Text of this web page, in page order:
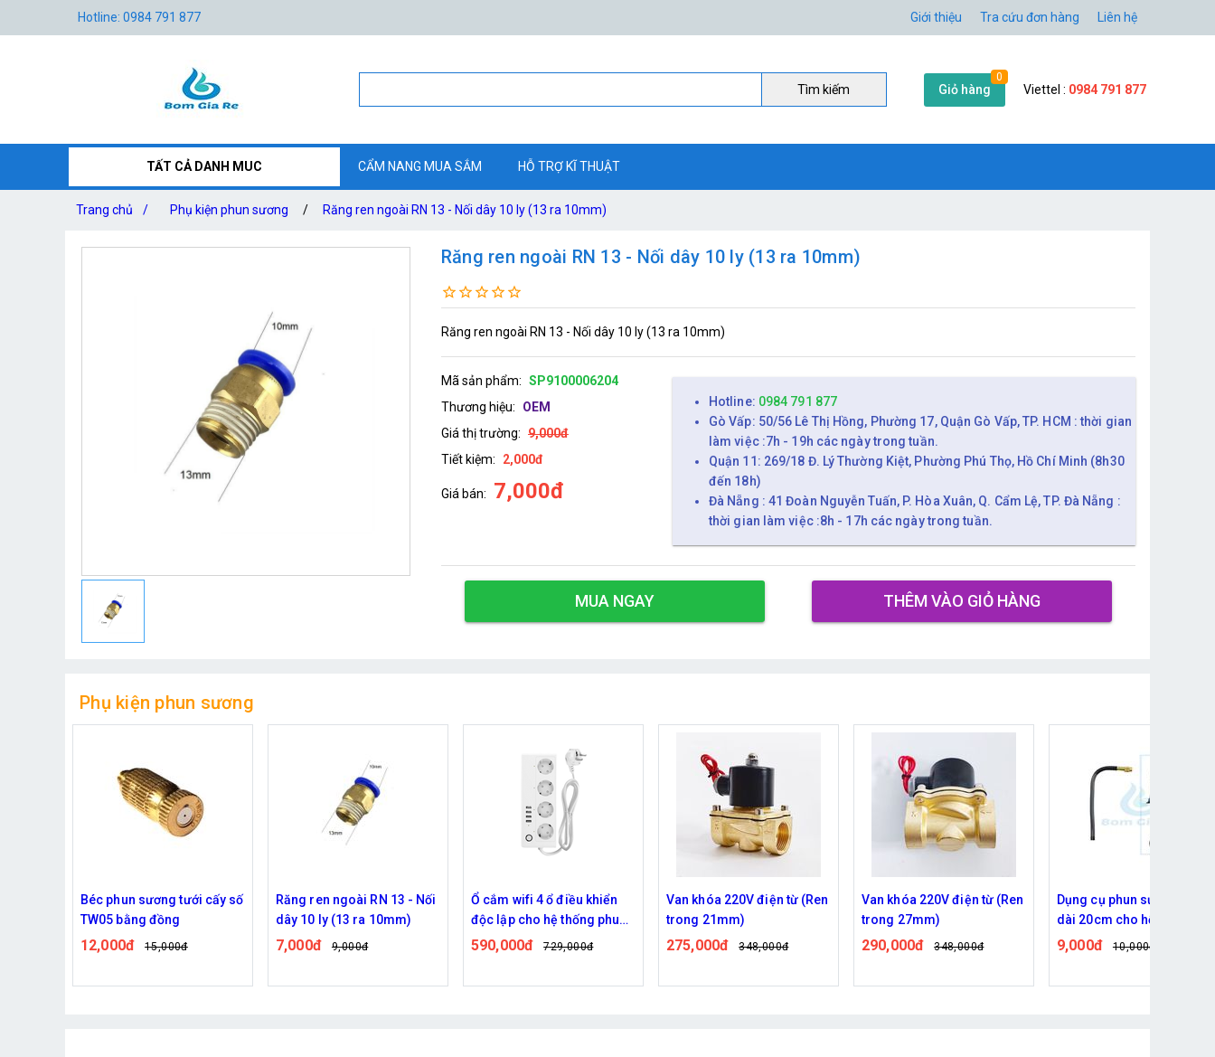
Hotline: 0984 791 877 Giới thiệu Tra cứu đơn hàng Liên hệ
Tìm kiếm Giỏ hàng
0
Viettel : 0984 791 877
TẤT CẢ DANH MUC CẨM NANG MUA SẮM HỖ TRỢ KĨ THUẬT
Trang chủ / Phụ kiện phun sương / Răng ren ngoài RN 13 - Nối dây 10 ly (13 ra 10mm)
Răng ren ngoài RN 13 - Nối dây 10 ly (13 ra 10mm)
Răng ren ngoài RN 13 - Nối dây 10 ly (13 ra 10mm)
Mã sản phẩm: SP9100006204
Thương hiệu:
OEM
Giá thị trường: 9,000đ
Tiết kiệm:
2,000đ
Giá bán: 7,000đ
Hotline: 0984 791 877
Gò Vấp: 50/56 Lê Thị Hồng, Phường 17, Quận Gò Vấp, TP. HCM : thời gian
làm việc :7h - 19h các ngày trong tuần.
Quận 11: 269/18 Đ. Lý Thường Kiệt, Phường Phú Thọ, Hồ Chí Minh (8h30
đến 18h)
Đà Nẵng : 41 Đoàn Nguyễn Tuấn, P. Hòa Xuân, Q. Cẩm Lệ, TP. Đà Nẵng :
thời gian làm việc :8h - 17h các ngày trong tuần.
MUA NGAY THÊM VÀO GIỎ HÀNG
Phụ kiện phun sương
Béc phun sương tưới cấy số
TW05 bằng đồng
12,000đ 15,000đ
Răng ren ngoài RN 13 - Nối
dây 10 ly (13 ra 10mm)
7,000đ 9,000đ
Ổ cắm wifi 4 ổ điều khiển
độc lập cho hệ thống phun
sương
590,000đ 729,000đ
Van khóa 220V điện từ (Ren
trong 21mm)
275,000đ 348,000đ
Van khóa 220V điện từ (Ren
trong 27mm)
290,000đ 348,000đ
Dụng cụ phun sương DIY
dài 20cm cho hệ thống
vườn, làm mát máu tôn,
9,000đ 10,000đ